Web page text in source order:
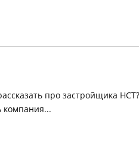
про застройщика
компания...